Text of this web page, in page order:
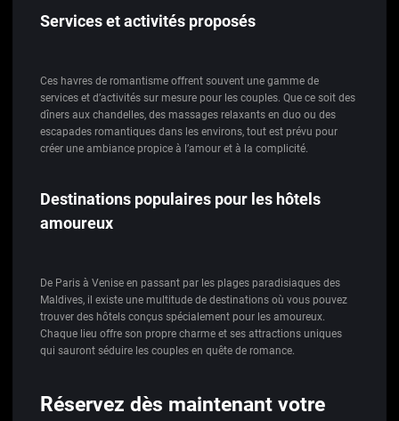
Services et activités proposés
Ces havres de romantisme offrent souvent une gamme de
services et d’activités sur mesure pour les couples. Que ce soit des
dîners aux chandelles, des massages relaxants en duo ou des
escapades romantiques dans les environs, tout est prévu pour
créer une ambiance propice à l’amour et à la complicité.
Destinations populaires pour les hôtels
amoureux
De Paris à Venise en passant par les plages paradisiaques des
Maldives, il existe une multitude de destinations où vous pouvez
trouver des hôtels conçus spécialement pour les amoureux.
Chaque lieu offre son propre charme et ses attractions uniques
qui sauront séduire les couples en quête de romance.
Réservez dès maintenant votre